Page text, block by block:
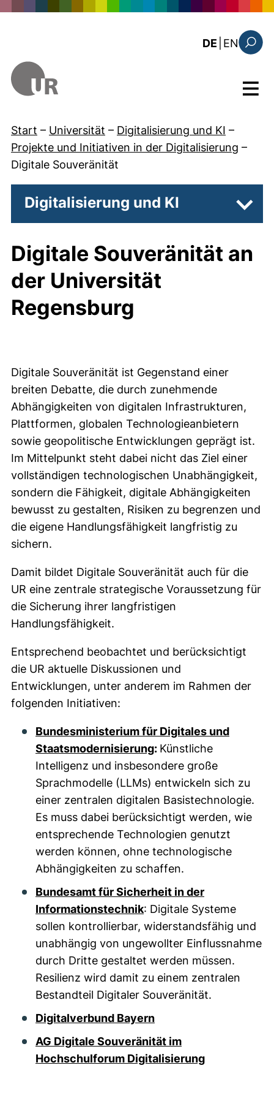
DE EN: this
Menü
Start – Universität – Digitalisierung und KI –
Projekte und Initiativen in der Digitalisierung –
Digitale Souveränität
Digitalisierung und KI
Digitale Souveränität an
der Universität
Regensburg
Digitale Souveränität ist Gegenstand einer
breiten Debatte, die durch zunehmende
Abhängigkeiten von digitalen Infrastrukturen,
Plattformen, globalen Technologieanbietern
sowie geopolitische Entwicklungen geprägt ist.
Im Mittelpunkt steht dabei nicht das Ziel einer
vollständigen technologischen Unabhängigkeit,
sondern die Fähigkeit, digitale Abhängigkeiten
bewusst zu gestalten, Risiken zu begrenzen und
die eigene Handlungsfähigkeit langfristig zu
sichern.
Damit bildet Digitale Souveränität auch für die
UR eine zentrale strategische Voraussetzung für
die Sicherung ihrer langfristigen
Handlungsfähigkeit.
Entsprechend beobachtet und berücksichtigt
die UR aktuelle Diskussionen und
Entwicklungen, unter anderem im Rahmen der
folgenden Initiativen:
Bundesministerium für Digitales und
Staatsmodernisierung: Künstliche
Intelligenz und insbesondere große
Sprachmodelle (LLMs) entwickeln sich zu
einer zentralen digitalen Basistechnologie.
Es muss dabei berücksichtigt werden, wie
entsprechende Technologien genutzt
werden können, ohne technologische
Abhängigkeiten zu schaffen.
Bundesamt für Sicherheit in der
Informationstechnik: Digitale Systeme
sollen kontrollierbar, widerstandsfähig und
unabhängig von ungewollter Einflussnahme
durch Dritte gestaltet werden müssen.
Resilienz wird damit zu einem zentralen
Bestandteil Digitaler Souveränität.
Digitalverbund Bayern
AG Digitale Souveränität im
Hochschulforum Digitalisierung